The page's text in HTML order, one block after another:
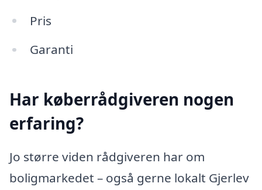
Pris
Garanti
Har køberrådgiveren nogen
erfaring?
Jo større viden rådgiveren har om
boligmarkedet – også gerne lokalt Gjerlev